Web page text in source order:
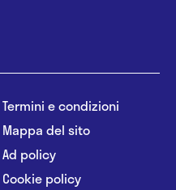
Termini e condizioni
Mappa del sito
Ad policy
Cookie policy